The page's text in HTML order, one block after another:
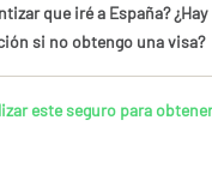
que iré a España? ¿Hay
si no obtengo una visa?
este seguro para